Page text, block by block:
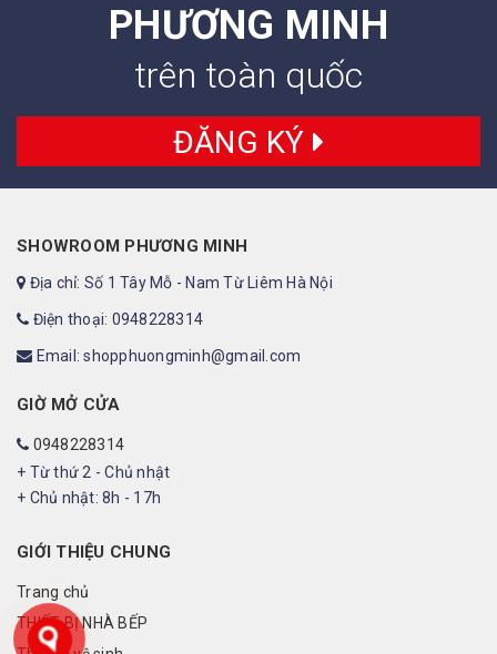
PHƯƠNG MINH
trên toàn quốc
ĐĂNG KÝ
SHOWROOM PHƯƠNG MINH
Địa chỉ: Số 1 Tây Mỗ - Nam Từ Liêm Hà Nội
Điện thoại: 0948228314
Email: shopphuongminh@gmail.com
GIỜ MỞ CỬA
0948228314
+ Từ thứ 2 - Chủ nhật
+ Chủ nhật: 8h - 17h
GIỚI THIỆU CHUNG
Trang chủ
THIẾT BỊ NHÀ BẾP